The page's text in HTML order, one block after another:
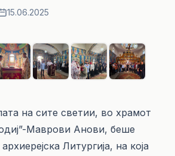
15.06.2025
на сите светии, во храмот
Маврови Анови, беше
Литургија, на која